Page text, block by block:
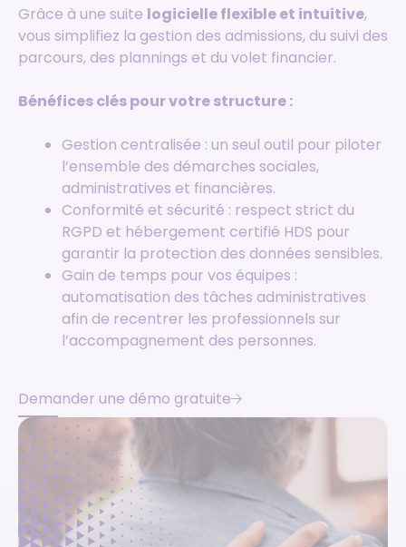
Grâce à une suite logicielle flexible et intuitive,
vous simplifiez la gestion des admissions, du suivi des
parcours, des plannings et du volet financier.
Bénéfices clés pour votre structure :
Gestion centralisée : un seul outil pour piloter
l’ensemble des démarches sociales,
administratives et financières.
Conformité et sécurité : respect strict du
RGPD et hébergement certifié HDS pour
garantir la protection des données sensibles.
Gain de temps pour vos équipes :
automatisation des tâches administratives
afin de recentrer les professionnels sur
l’accompagnement des personnes.
Demander une démo gratuite